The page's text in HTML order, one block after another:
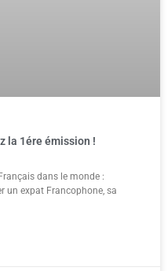
la 1ére émission !
dans le monde :
un expat Francophone, sa